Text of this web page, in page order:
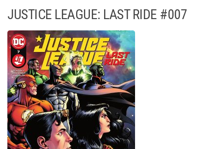
JUSTICE LEAGUE: LAST RIDE #007